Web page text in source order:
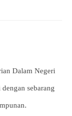
Dalam Negeri
sebarang